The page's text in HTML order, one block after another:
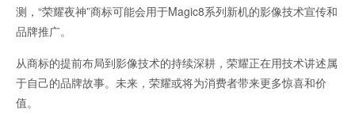
测，“荣耀夜神”商标可能会用于Magic8系列新机的影像技术宣传和
品牌推广。
从商标的提前布局到影像技术的持续深耕，荣耀正在用技术讲述属
于自己的品牌故事。未来，荣耀或将为消费者带来更多惊喜和价
值。